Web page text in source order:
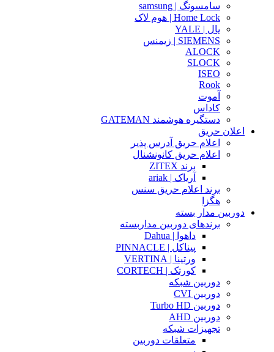
سامسونگ | samsung
Home Lock | هوم لاک
یال | YALE
SIEMENS | زیمنس
ALOCK
SLOCK
ISEO
Rook
آموت
کاداس
دستگیره هوشمند GATEMAN
اعلان حریق
اعلام حریق آدرس پذیر
اعلام حریق کانونشنال
برند ZITEX
آریاک | ariak
برند اعلام حریق سنس
هگزا
دوربین مدار بسته
برندهای دوربین مداربسته
داهوا | Dahua
پیناکل | PINNACLE
ورتینا | VERTINA
کورتک | CORTECH
دوربین شبکه
دوربین CVI
دوربین Turbo HD
دوربین AHD
تجهیزات شبکه
متعلقات دوربین